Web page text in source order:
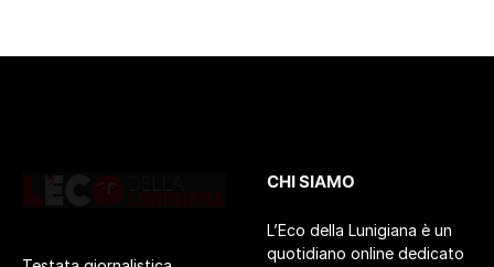
CHI SIAMO
L’Eco della Lunigiana è un
quotidiano online dedicato